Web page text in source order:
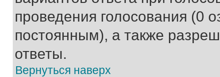
проведения голосования (0
постоянным), а также
ответы.
Вернуться наверх